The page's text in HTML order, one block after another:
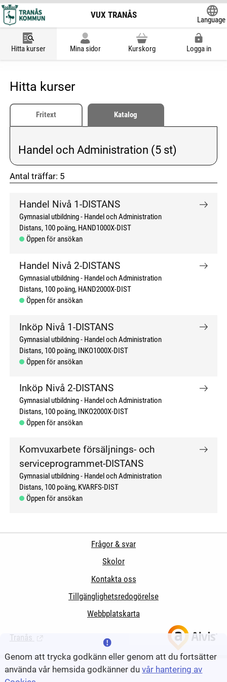
VUX TRANÅS
Language
Hitta kurser Mina sidor Kurskorg Logga in
Hitta kurser
Fritext Katalog
Vald kategori:
Handel och Administration (5 st)
Antal träffar: 5
don't click me don't click me
Handel Nivå 1-DISTANS
Gymnasial utbildning
Handel och Administration
Distans 100 poäng HAND1000X-DIST
Öppen för ansökan
Handel Nivå 2-DISTANS
Gymnasial utbildning
Handel och Administration
Distans 100 poäng HAND2000X-DIST
Öppen för ansökan
Inköp Nivå 1-DISTANS
Gymnasial utbildning
Handel och Administration
Distans 100 poäng
INKO1000X-DIST
Öppen för ansökan
Inköp Nivå 2-DISTANS
Gymnasial utbildning
Handel och Administration
Distans 100 poäng INKO2000X-DIST
Öppen för ansökan
Komvuxarbete försäljnings- och
serviceprogrammet-DISTANS
Gymnasial utbildning
Handel och Administration
Distans 100 poäng KVARFS-DIST
Öppen för ansökan
Frågor & svar
Skolor
Kontakta oss
Tillgänglighetsredogörelse
Webbplatskarta
Tranås (Länk till extern sida.)
Genom att trycka godkänn eller genom att du fortsätter
använda vår hemsida godkänner duvår hantering av